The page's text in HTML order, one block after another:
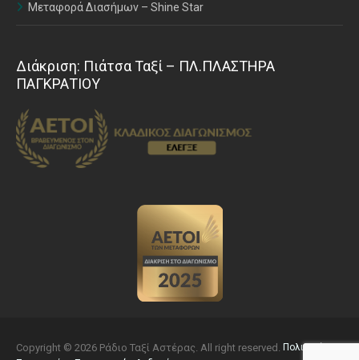
Μεταφορά Διασήμων – Shine Star
Διάκριση: Πιάτσα Ταξί – ΠΛ.ΠΛΑΣΤΗΡΑ
ΠΑΓΚΡΑΤΙΟΥ
Copyright © 2026 Ράδιο Ταξί Αστέρας. All right reserved. Πολιτική